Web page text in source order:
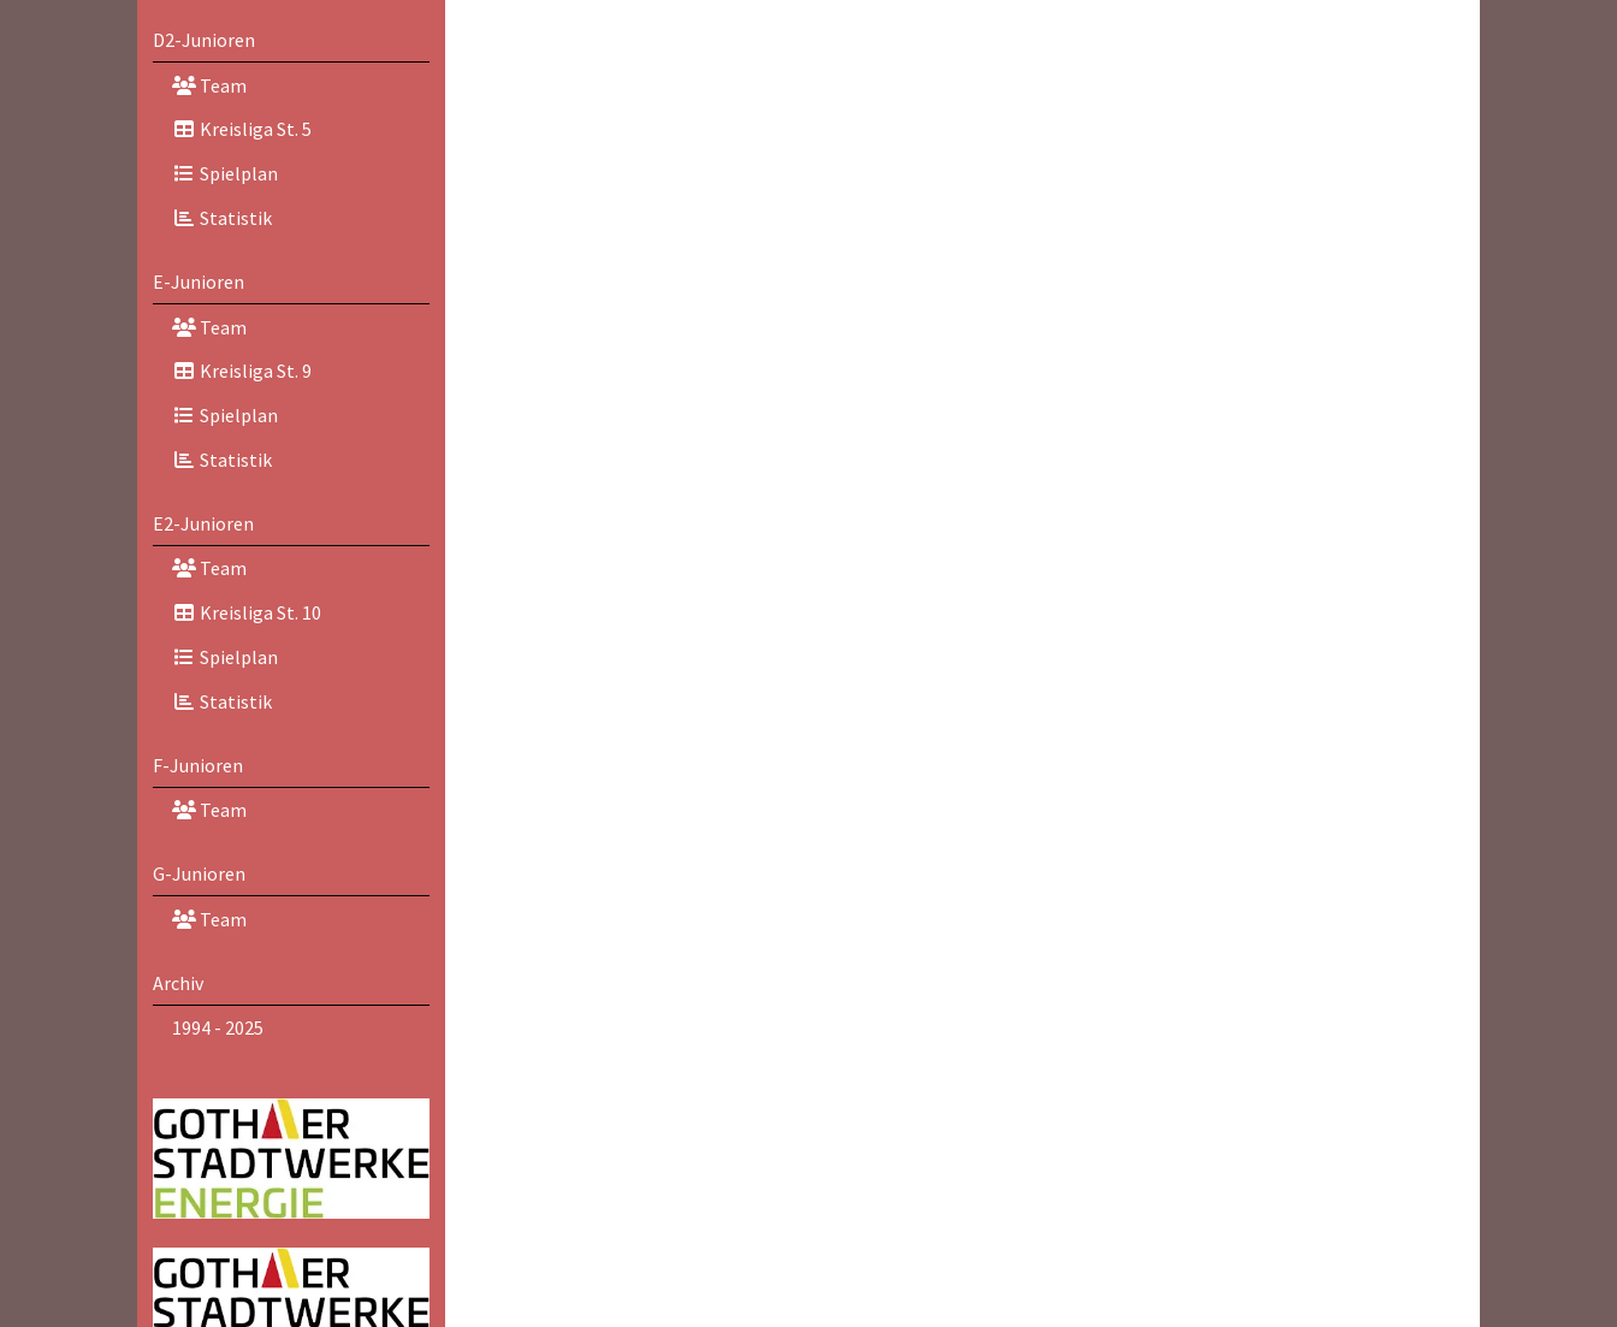
D2-Junioren
Team
Kreisliga St. 5
Spielplan
Statistik
E-Junioren
Team
Kreisliga St. 9
Spielplan
Statistik
E2-Junioren
Team
Kreisliga St. 10
Spielplan
Statistik
F-Junioren
Team
G-Junioren
Team
Archiv
1994 - 2025